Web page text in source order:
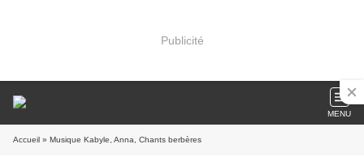
Publicité
MENU
Accueil » Musique Kabyle, Anna, Chants berbères